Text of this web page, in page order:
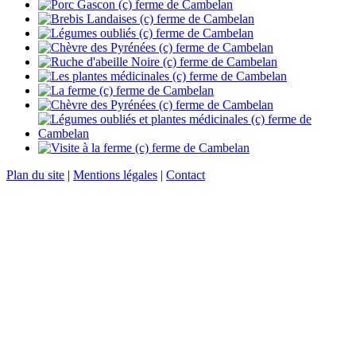
Plan du site | Mentions légales | Contact